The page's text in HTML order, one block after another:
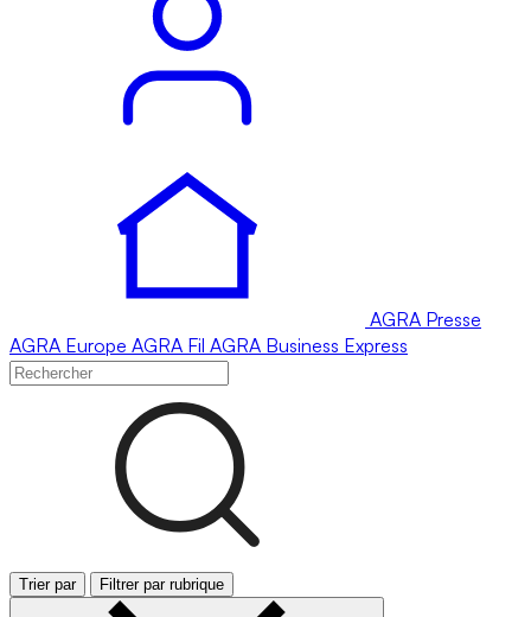
AGRA Presse
AGRA Europe AGRA Fil AGRA Business Express
Trier par Filtrer par rubrique